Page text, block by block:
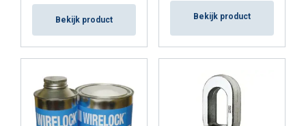
Bekijk product Bekijk product